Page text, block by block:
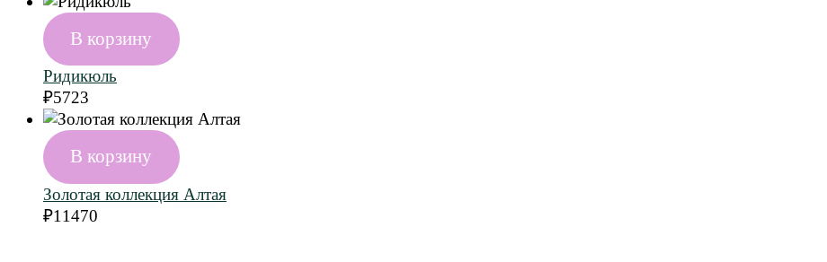
В корзину
Ридикюль
₽5723
В корзину
Золотая коллекция Алтая
₽11470